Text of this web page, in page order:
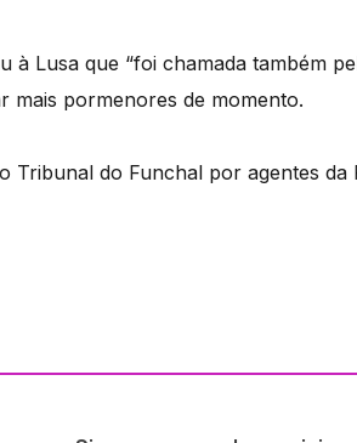
Lusa que “foi chamada também
mais pormenores de momento.
Tribunal do Funchal por agentes da